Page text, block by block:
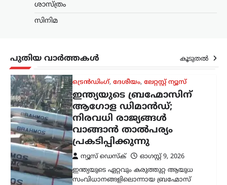
ശാസ്ത്രം
സിനിമ
പുതിയ വാർത്തകൾ കൂടുതൽ
ഇന്ത്യയുടെ ഏറ്റവും കരുത്തുറ്റ ആയുധ
വർധിച്ചതായി റിപ്പോർട്ട്. പ്രത്യേകിച്ച്
‘ഓപ്പറേഷൻ സിന്ദൂർ’ സമയത്തെ
മിസൈലിന്റെ കൃത്യതയും…
കേരളം,തിരുവനന്തപുരം,വാർത്തകൾ
മഴക്കെടുതി: 121 കോടി
രൂപയുടെ കൃഷിനാശം;
കർഷകർക്ക് സഹായം
ഉറപ്പെന്ന് മന്ത്രി ടി. സിദ്ദിഖ്
ന്യൂസ് ഡെസ്ക്
ഓഗസ്റ്റ്‌ 9, 2026
സംസ്ഥാനത്തെ ശക്തമായ മഴയും
വെള്ളപ്പൊക്കവും മൂലം കൃഷി മേഖലയിൽ